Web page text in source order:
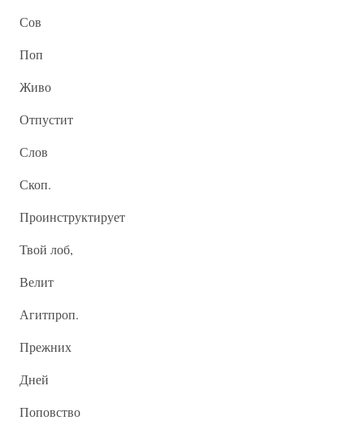
Сов
Поп
Живо
Отпустит
Слов
Скоп.
Проинструктирует
Твой лоб,
Велит
Агитпроп.
Прежних
Дней
Поповство